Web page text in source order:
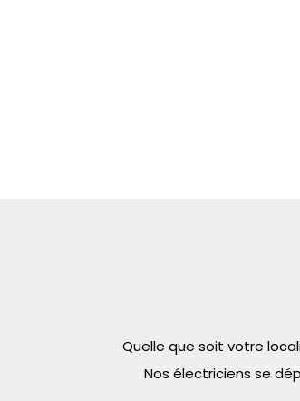
Quelle que soit votre
Nos électriciens se